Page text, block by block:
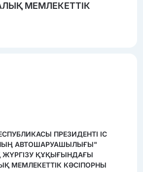
МЕМЛЕКЕТТІК
ПРЕЗИДЕНТІ ІС
АВТОШАРУАШЫЛЫҒЫ"
ҚҰҚЫҒЫНДАҒЫ
МЕМЛЕКЕТТІК КӘСІПОРНЫ